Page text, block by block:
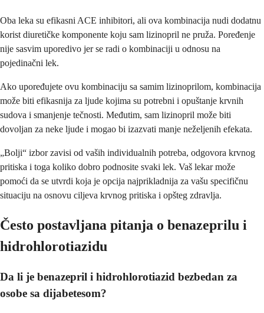
Oba leka su efikasni ACE inhibitori, ali ova kombinacija nudi dodatnu
korist diuretičke komponente koju sam lizinopril ne pruža. Poređenje
nije sasvim uporedivo jer se radi o kombinaciji u odnosu na
pojedinačni lek.
Ako upoređujete ovu kombinaciju sa samim lizinoprilom, kombinacija
može biti efikasnija za ljude kojima su potrebni i opuštanje krvnih
sudova i smanjenje tečnosti. Međutim, sam lizinopril može biti
dovoljan za neke ljude i mogao bi izazvati manje neželjenih efekata.
„Bolji“ izbor zavisi od vaših individualnih potreba, odgovora krvnog
pritiska i toga koliko dobro podnosite svaki lek. Vaš lekar može
pomoći da se utvrdi koja je opcija najprikladnija za vašu specifičnu
situaciju na osnovu ciljeva krvnog pritiska i opšteg zdravlja.
Često postavljana pitanja o benazeprilu i
hidrohlorotiazidu
Da li je benazepril i hidrohlorotiazid bezbedan za
osobe sa dijabetesom?